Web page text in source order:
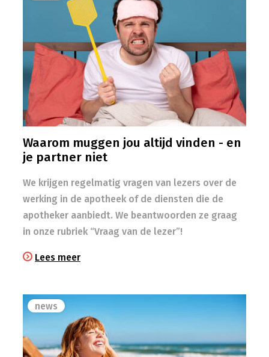
Waarom muggen jou altijd vinden - en
je partner niet
We krijgen regelmatig vragen van lezers over de
werking in de apotheek of de diensten die de
apotheker aanbiedt. We beantwoorden ze graag
in onze rubriek “Vraag van de lezer”!
Lees meer
news